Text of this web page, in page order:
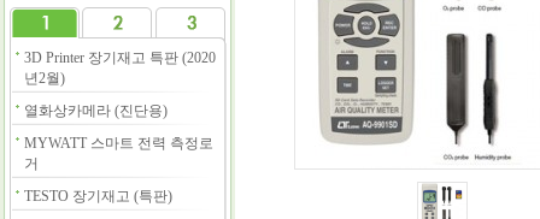
3D Printer 장기재고 특판 (2020
년2월)
열화상카메라 (진단용)
MYWATT 스마트 전력 측정로
거
TESTO 장기재고 (특판)